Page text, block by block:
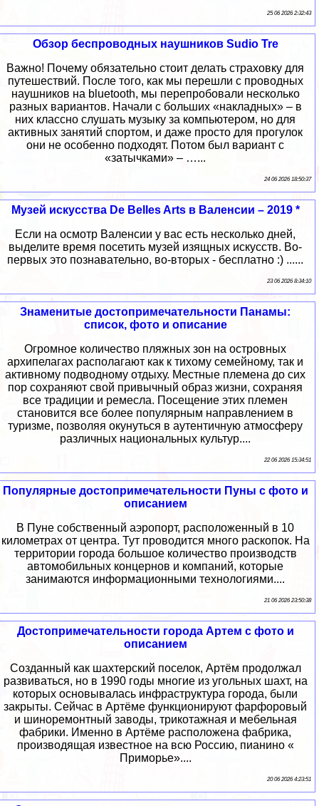
25 06 2026 2:32:43
Обзор беспроводных наушников Sudio Tre
Важно! Почему обязательно стоит делать страховку для
путешествий. После того, как мы перешли с проводных
наушников на bluetooth, мы перепробовали несколько
разных вариантов. Начали с больших «накладных» – в
них классно слушать музыку за компьютером, но для
активных занятий спортом, и даже просто для прогулок
они не особенно подходят. Потом был вариант с
«затычками» – …...
24 06 2026 18:50:37
Музей искусства De Belles Arts в Валенсии – 2019 *
Если на осмотр Валенсии у вас есть несколько дней,
выделите время посетить музей изящных искусств. Во-
первых это познавательно, во-вторых - бесплатно :) ......
23 06 2026 8:34:10
Знаменитые достопримечательности Панамы:
список, фото и описание
Огромное количество пляжных зон на островных
архипелагах располагают как к тихому семейному, так и
активному подводному отдыху. Местные племена до сих
пор сохраняют свой привычный образ жизни, сохраняя
все традиции и ремесла. Посещение этих племен
становится все более популярным направлением в
туризме, позволяя окунуться в аутентичную атмосферу
различных национальных культур....
22 06 2026 15:34:51
Популярные достопримечательности Пуны с фото и
описанием
В Пуне собственный аэропорт, расположенный в 10
километрах от центра. Тут проводится много раскопок. На
территории города большое количество производств
автомобильных концернов и компаний, которые
занимаются информационными технологиями....
21 06 2026 23:50:38
Достопримечательности города Артем с фото и
описанием
Созданный как шахтерский поселок, Артём продолжал
развиваться, но в 1990 годы многие из угольных шахт, на
которых основывалась инфраструктура города, были
закрыты. Сейчас в Артёме функционируют фарфоровый
и шиноремонтный заводы, трикотажная и мебельная
фабрики. Именно в Артёме расположена фабрика,
производящая известное на всю Россию, пианино «
Приморье»....
20 06 2026 4:23:51